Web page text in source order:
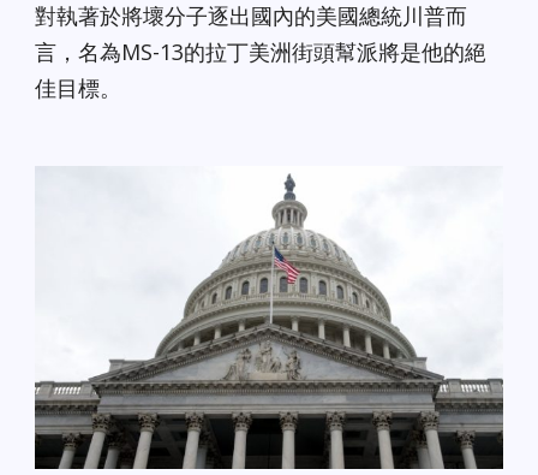
對執著於將壞分子逐出國內的美國總統川普而
言，名為MS-13的拉丁美洲街頭幫派將是他的絕
佳目標。